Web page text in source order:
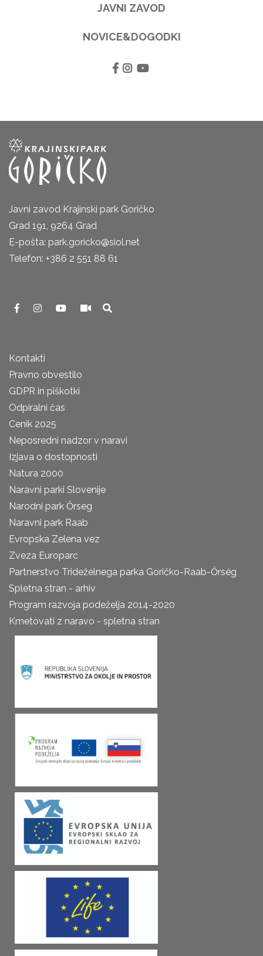
JAVNI ZAVOD
NOVICE&DOGODKI
Javni zavod Krajinski park Goričko
Grad 191, 9264 Grad
E-pošta: park.goricko@siol.net
Telefon: +386 2 551 88 61
Kontakti
Pravno obvestilo
GDPR in piškotki
Odpiralni čas
Cenik 2025
Neposredni nadzor v naravi
Izjava o dostopnosti
Natura 2000
Naravni parki Slovenije
Narodni park Őrseg
Naravni park Raab
Evropska Zelena vez
Zveza Europarc
Partnerstvo Trideželnega parka Goričko-Raab-Őrség
Spletna stran - arhiv
Program razvoja podeželja 2014-2020
Kmetovati z naravo - spletna stran